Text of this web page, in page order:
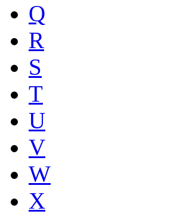
Q
R
S
T
U
V
W
X